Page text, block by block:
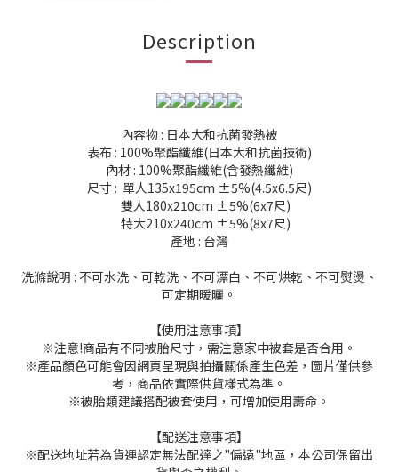
Description
內容物 : 日本大和抗菌發熱被
表布 : 100%聚酯纖維(日本大和抗菌技術)
內材 : 100%聚酯纖維(含發熱纖維)
尺寸 : 單人135x195cm ±5%(4.5x6.5尺)
雙人180x210cm ±5%(6x7尺)
特大210x240cm ±5%(8x7尺)
產地 : 台灣
洗滌說明 : 不可水洗、可乾洗、不可漂白、不可烘乾、不可熨燙、
可定期暖曬。
【使用注意事項】
※注意!商品有不同被胎尺寸，需注意家中被套是否合用。
※產品顏色可能會因網頁呈現與拍攝關係產生色差，圖片僅供參
考，商品依實際供貨樣式為準。
※被胎類建議搭配被套使用，可增加使用壽命。
【配送注意事項】
※配送地址若為貨運認定無法配達之"偏遠"地區，本公司保留出